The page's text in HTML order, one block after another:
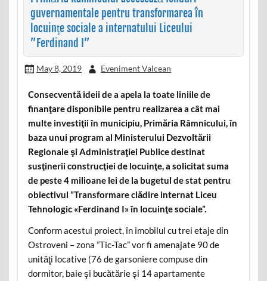
guvernamentale pentru transformarea în
locuinţe sociale a internatului Liceului
”Ferdinand I”
May 8, 2019 Eveniment Valcean
Consecventă ideii de a apela la toate liniile de
finanţare disponibile pentru realizarea a cât mai
multe investiţii în municipiu, Primăria Râmnicului, în
baza unui program al Ministerului Dezvoltării
Regionale şi Administraţiei Publice destinat
susţinerii construcţiei de locuinţe, a solicitat suma
de peste 4 milioane lei de la bugetul de stat pentru
obiectivul ”Transformare clădire internat Liceu
Tehnologic «Ferdinand I» în locuinţe sociale”.
Conform acestui proiect, în imobilul cu trei etaje din
Ostroveni – zona ”Tic-Tac” vor fi amenajate 90 de
unităţi locative (76 de garsoniere compuse din
dormitor, baie şi bucătărie şi 14 apartamente